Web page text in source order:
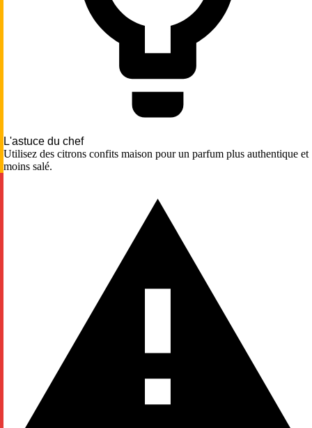
L'astuce du chef
Utilisez des citrons confits maison pour un parfum plus authentique et
moins salé.